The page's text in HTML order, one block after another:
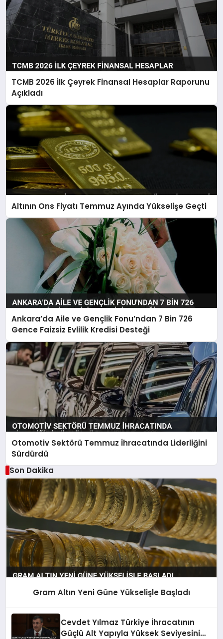
TCMB 2026 İlk Çeyrek Finansal Hesaplar Raporunu
Açıkladı
Altının Ons Fiyatı Temmuz Ayında Yükselişe Geçti
Ankara’da Aile ve Gençlik Fonu’ndan 7 Bin 726
Gence Faizsiz Evlilik Kredisi Desteği
Otomotiv Sektörü Temmuz İhracatında Liderliğini
Sürdürdü
Son Dakika
Gram Altın Yeni Güne Yükselişle Başladı
Cevdet Yılmaz Türkiye İhracatının
Güçlü Alt Yapıyla Yüksek Seviyesini